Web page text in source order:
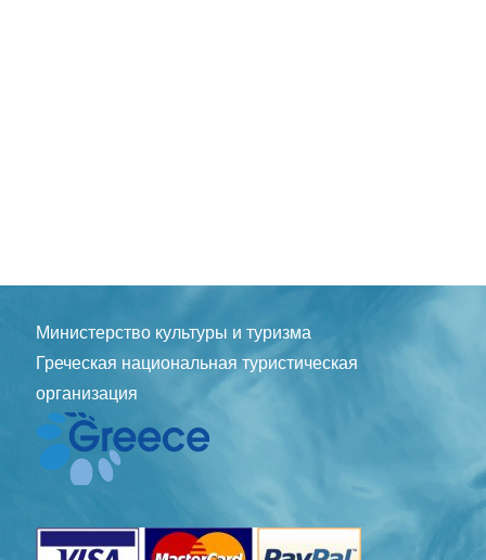
Министерство культуры и туризма
Греческая национальная туристическая
организация